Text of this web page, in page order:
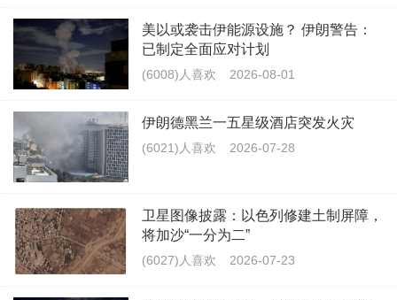
美以或袭击伊能源设施？ 伊朗警告：
已制定全面应对计划
(6008)人喜欢 2026-08-01
伊朗德黑兰一五星级酒店突发火灾
(6021)人喜欢 2026-07-28
卫星图像披露：以色列修建土制屏障，
将加沙“一分为二”
(6027)人喜欢 2026-07-23